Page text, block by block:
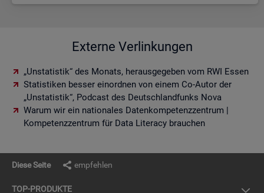
Externe Verlinkungen
„Unstatistik“ des Monats, herausgegeben vom RWI Essen
Statistiken besser einordnen von einem Co-Autor der
„Unstatistik“, Podcast des Deutschlandfunks Nova
Warum wir ein nationales Datenkompetenzzentrum |
Kompetenzzentrum für Data Literacy brauchen
Diese Seite empfehlen
TOP-PRO­DUK­TE